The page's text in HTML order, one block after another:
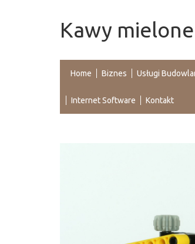
Kawy
Home Biznes Usługi
Internet Software Kontakt